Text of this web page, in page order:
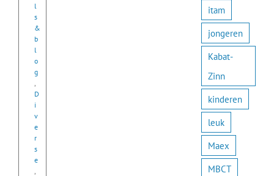
l
s
&
b
l
o
g
D
i
v
e
r
s
e
itam
jongeren
Kabat-
Zinn
kinderen
leuk
Maex
MBCT